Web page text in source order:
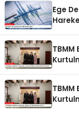
Ege
TBMM
TBMM